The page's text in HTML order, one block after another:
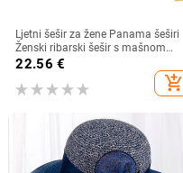
Ljetni šešir za žene Panama šeširi
Ženski ribarski šešir s mašnom
Trend ženski šeširi s kantom
Suncobran Prozračne kape za
sunce za žene
22.56 €
add_shopping_cart